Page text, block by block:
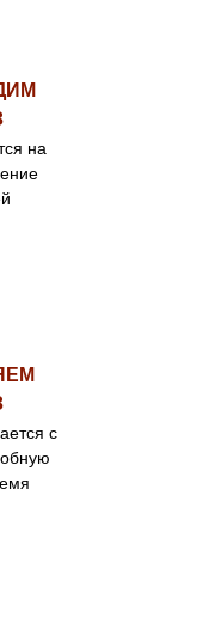
с
на